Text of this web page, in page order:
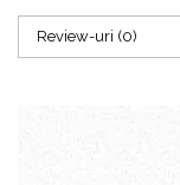
Review-uri (0)